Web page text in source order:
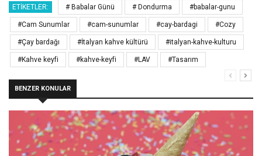
ETIKETLER: # Babalar Günü # Dondurma #babalar-gunu
#Cam Sunumlar #cam-sunumlar #cay-bardagi #Cozy
#Çay bardağı #İtalyan kahve kültürü #italyan-kahve-kulturu
#Kahve keyfi #kahve-keyfi #LAV #Tasarım
BENZER KONULAR